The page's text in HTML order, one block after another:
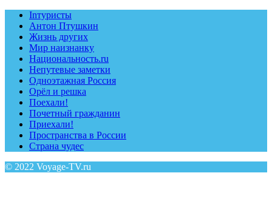
Inтуристы
Антон Птушкин
Жизнь других
Мир наизнанку
Национальность.ru
Непутевые заметки
Одноэтажная Россия
Орёл и решка
Поехали!
Почетный гражданин
Приехали!
Пространства в России
Страна чудес
© 2022 Voyage-TV.ru